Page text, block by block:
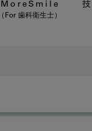
MoreSmile
（For 歯科衛生士）